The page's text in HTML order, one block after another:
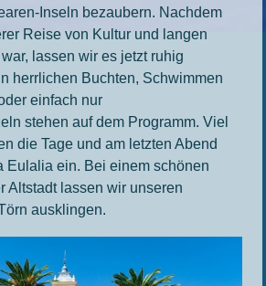
Inseln bezaubern. Nachdem
Reise von Kultur und langen
lassen wir es jetzt ruhig
herrlichen Buchten, Schwimmen
einfach nur
stehen auf dem Programm. Viel
die Tage und am letzten Abend
Eulalia ein. Bei einem schönen
Altstadt lassen wir unseren
ausklingen.